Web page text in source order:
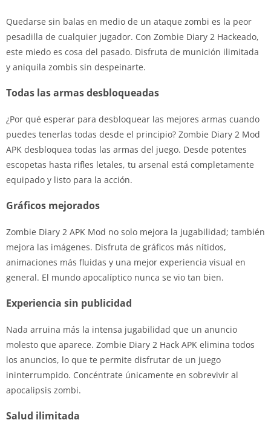
Quedarse sin balas en medio de un ataque zombi es la peor
pesadilla de cualquier jugador. Con Zombie Diary 2 Hackeado,
este miedo es cosa del pasado. Disfruta de munición ilimitada
y aniquila zombis sin despeinarte.
Todas las armas desbloqueadas
¿Por qué esperar para desbloquear las mejores armas cuando
puedes tenerlas todas desde el principio? Zombie Diary 2 Mod
APK desbloquea todas las armas del juego. Desde potentes
escopetas hasta rifles letales, tu arsenal está completamente
equipado y listo para la acción.
Gráficos mejorados
Zombie Diary 2 APK Mod no solo mejora la jugabilidad; también
mejora las imágenes. Disfruta de gráficos más nítidos,
animaciones más fluidas y una mejor experiencia visual en
general. El mundo apocalíptico nunca se vio tan bien.
Experiencia sin publicidad
Nada arruina más la intensa jugabilidad que un anuncio
molesto que aparece. Zombie Diary 2 Hack APK elimina todos
los anuncios, lo que te permite disfrutar de un juego
ininterrumpido. Concéntrate únicamente en sobrevivir al
apocalipsis zombi.
Salud ilimitada